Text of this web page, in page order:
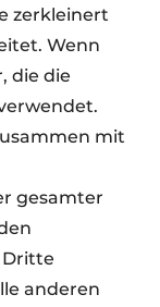
zerkleinert
Wenn
die die
mit
gesamter
Dritte
anderen